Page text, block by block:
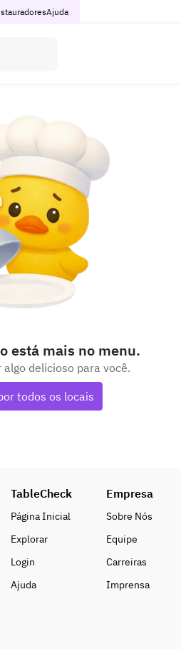
Ajuda
está mais no menu.
delicioso para você.
todos os locais
TableCheck
Página Inicial
Explorar
Login
Ajuda
Empresa
Sobre Nós
Equipe
Carreiras
Imprensa